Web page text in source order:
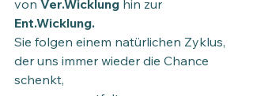
von Ver.Wicklung hin zur
Ent.Wicklung.
Sie folgen einem natürlichen Zyklus,
der uns immer wieder die Chance
schenkt,